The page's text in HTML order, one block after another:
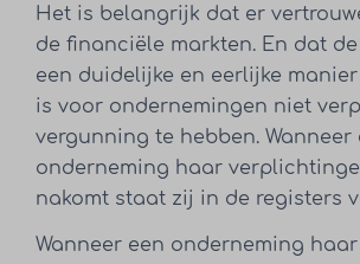
Het is belangrijk dat er
de financiële markten. En dat
een duidelijke en eerlijke manier
is voor ondernemingen niet
vergunning te hebben. Wanneer
onderneming haar
nakomt staat zij in de registers
Wanneer een onderneming haar